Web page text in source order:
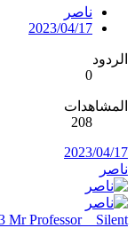
ناصر
2023/04/17
الردود
0
المشاهدات
208
2023/04/17
ناصر